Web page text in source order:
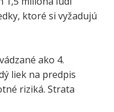
ktoré si vyžadujú
ako 4.
liek na predpis
riziká. Strata